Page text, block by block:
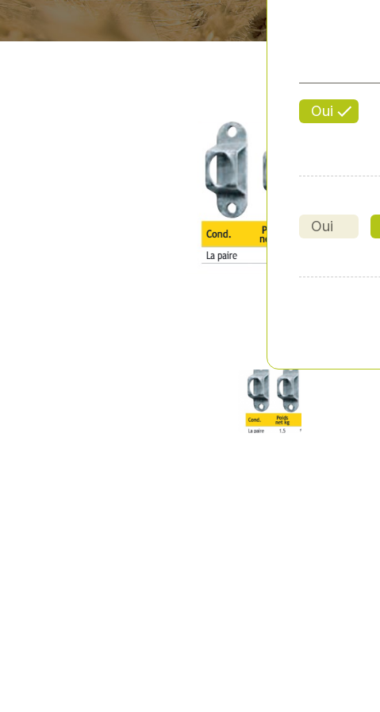
Oui
Oui